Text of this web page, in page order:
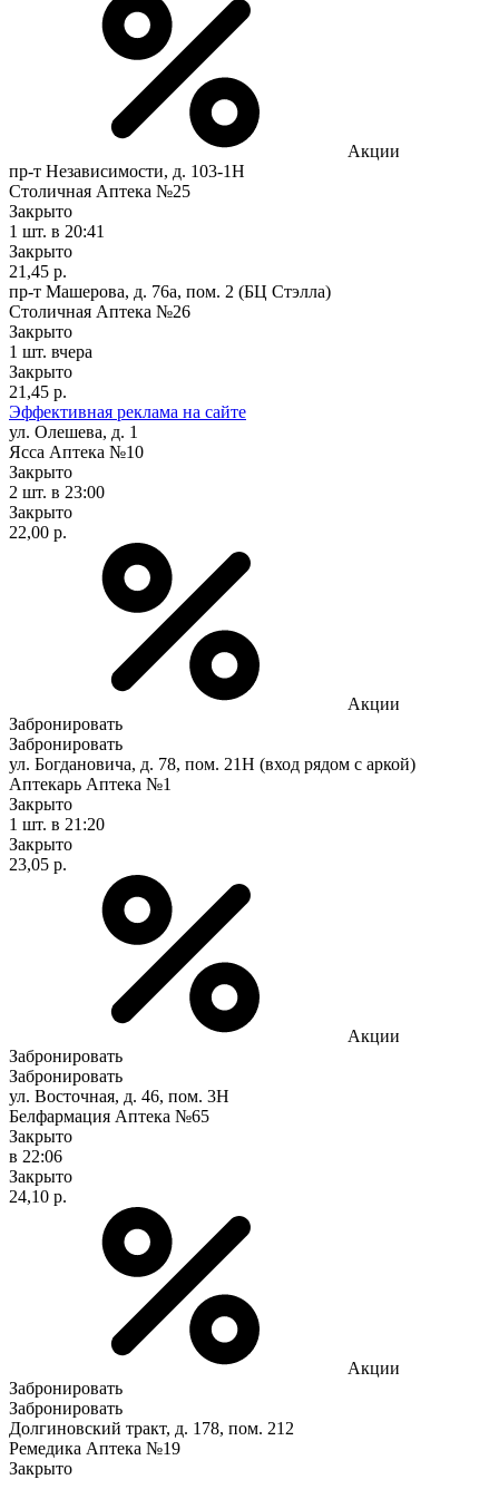
Акции
пр-т Независимости, д. 103-1Н
Столичная Аптека №25
Закрыто
1 шт. в 20:41
Закрыто
21,45 р.
пр-т Машерова, д. 76а, пом. 2 (БЦ Стэлла)
Столичная Аптека №26
Закрыто
1 шт. вчера
Закрыто
21,45 р.
Эффективная реклама на сайте
ул. Олешева, д. 1
Ясса Аптека №10
Закрыто
2 шт. в 23:00
Закрыто
22,00 р.
Акции
Забронировать
Забронировать
ул. Богдановича, д. 78, пом. 21Н (вход рядом с аркой)
Аптекарь Аптека №1
Закрыто
1 шт. в 21:20
Закрыто
23,05 р.
Акции
Забронировать
Забронировать
ул. Восточная, д. 46, пом. 3Н
Белфармация Аптека №65
Закрыто
в 22:06
Закрыто
24,10 р.
Акции
Забронировать
Забронировать
Долгиновский тракт, д. 178, пом. 212
Ремедика Аптека №19
Закрыто